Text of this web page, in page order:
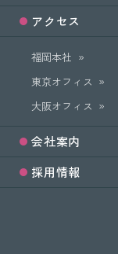
アクセス
福岡本社
東京オフィス
大阪オフィス
会社案内
採用情報